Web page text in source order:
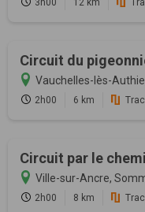
3h00 12 km
Circuit du
Vauchelles-lès-
2h00 6 km
Circuit par le
Ville-sur-Ancre,
2h00 8 km